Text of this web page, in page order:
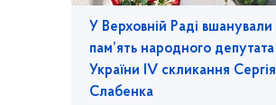
У Верховній Раді вшанували
пам’ять народного депутата
України IV скликання Сергія
Слабенка